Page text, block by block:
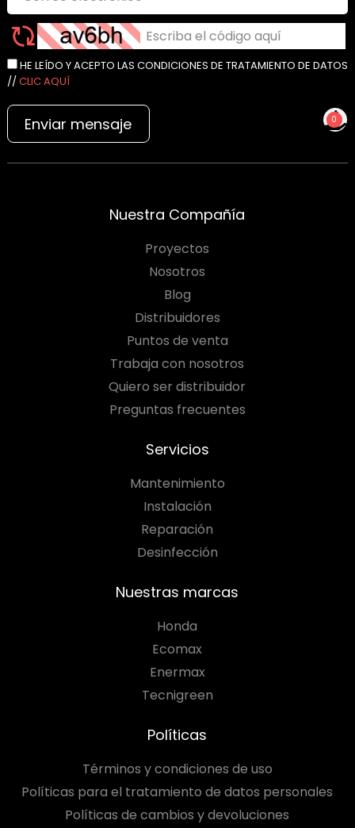
0
NO TIENES PRODUCTOS
HE LEÍDO Y ACEPTO LAS CONDICIONES DE TRATAMIENTO DE DATOS
//CLIC AQUÍ
Enviar mensaje
Nuestra Compañía
Proyectos
Nosotros
Blog
Distribuidores
Puntos de venta
Trabaja con nosotros
Quiero ser distribuidor
Preguntas frecuentes
Servicios
Mantenimiento
Instalación
Reparación
Desinfección
Nuestras marcas
Honda
Ecomax
Enermax
Tecnigreen
Políticas
Términos y condiciones de uso
Políticas para el tratamiento de datos personales
Políticas de cambios y devoluciones